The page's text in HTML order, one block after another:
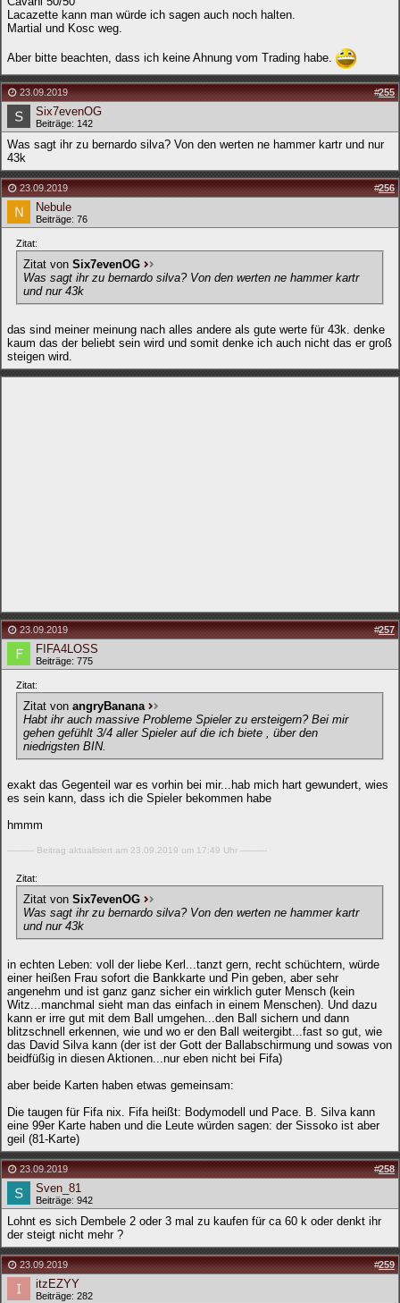
Lacazette kann man würde ich sagen auch noch halten.
Martial und Kosc weg.
Aber bitte beachten, dass ich keine Ahnung vom Trading habe.
23.09.2019 #255
Six7evenOG
Beiträge: 142
Was sagt ihr zu bernardo silva? Von den werten ne hammer kartr und nur
43k
23.09.2019 #256
Nebule
Beiträge: 76
Zitat:
Zitat von Six7evenOG
Was sagt ihr zu bernardo silva? Von den werten ne hammer kartr
und nur 43k
das sind meiner meinung nach alles andere als gute werte für 43k. denke
kaum das der beliebt sein wird und somit denke ich auch nicht das er groß
steigen wird.
23.09.2019 #257
FIFA4LOSS
Beiträge: 775
Zitat:
Zitat von angryBanana
Habt ihr auch massive Probleme Spieler zu ersteigern? Bei mir
gehen gefühlt 3/4 aller Spieler auf die ich biete , über den
niedrigsten BIN.
exakt das Gegenteil war es vorhin bei mir...hab mich hart gewundert, wies
es sein kann, dass ich die Spieler bekommen habe
hmmm
---------- Beitrag aktualisiert am 23.09.2019 um 17:49 Uhr ----------
Zitat:
Zitat von Six7evenOG
Was sagt ihr zu bernardo silva? Von den werten ne hammer kartr
und nur 43k
in echten Leben: voll der liebe Kerl...tanzt gern, recht schüchtern, würde
einer heißen Frau sofort die Bankkarte und Pin geben, aber sehr
angenehm und ist ganz ganz sicher ein wirklich guter Mensch (kein
Witz...manchmal sieht man das einfach in einem Menschen). Und dazu
kann er irre gut mit dem Ball umgehen...den Ball sichern und dann
blitzschnell erkennen, wie und wo er den Ball weitergibt...fast so gut, wie
das David Silva kann (der ist der Gott der Ballabschirmung und sowas von
beidfüßig in diesen Aktionen...nur eben nicht bei Fifa)
aber beide Karten haben etwas gemeinsam:
Die taugen für Fifa nix. Fifa heißt: Bodymodell und Pace. B. Silva kann
eine 99er Karte haben und die Leute würden sagen: der Sissoko ist aber
geil (81-Karte)
23.09.2019 #258
Sven_81
Beiträge: 942
Lohnt es sich Dembele 2 oder 3 mal zu kaufen für ca 60 k oder denkt ihr
der steigt nicht mehr ?
23.09.2019 #259
itzEZYY
Beiträge: 282